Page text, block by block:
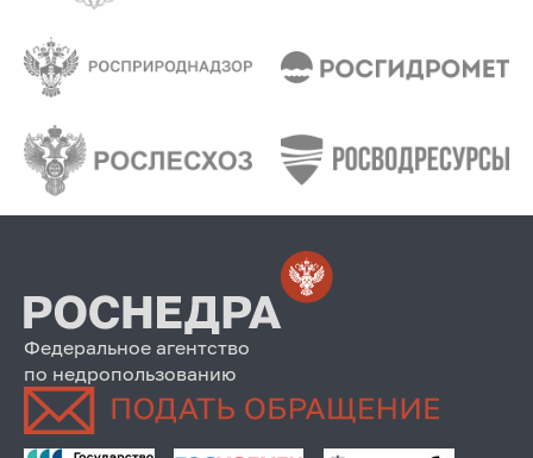
Федеральное агентство
по недропользованию